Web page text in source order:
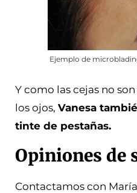
Ejemplo de
Y como las cejas no
los ojos, Vanesa
tinte de pestañas.
Opiniones de
Contactamos con